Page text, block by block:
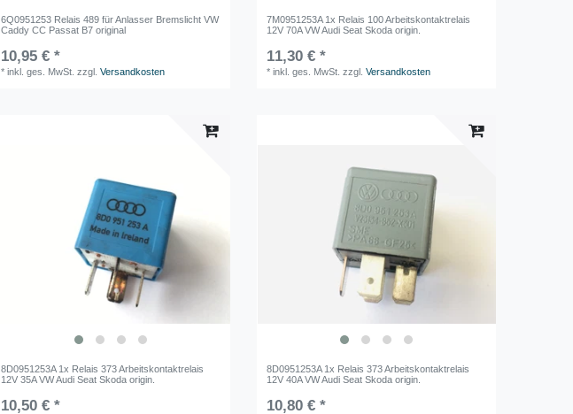
6Q0951253 Relais 489 für Anlasser Bremslicht VW
Caddy CC Passat B7 original
10,95 € *
*inkl. ges. MwSt. zzgl.Versandkosten
7M0951253A 1x Relais 100 Arbeitskontaktrelais
12V 70A VW Audi Seat Skoda origin.
11,30 € *
*inkl. ges. MwSt. zzgl.Versandkosten
8D0951253A 1x Relais 373 Arbeitskontaktrelais
12V 35A VW Audi Seat Skoda origin.
10,50 € *
8D0951253A 1x Relais 373 Arbeitskontaktrelais
12V 40A VW Audi Seat Skoda origin.
10,80 € *